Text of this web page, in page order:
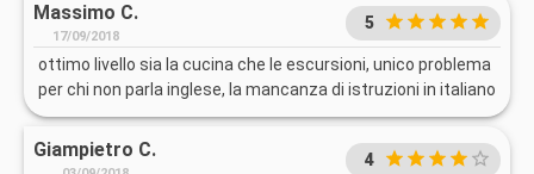
Massimo C.
17/09/2018
5
ottimo livello sia la cucina che le escursioni, unico problema
per chi non parla inglese, la mancanza di istruzioni in italiano
Giampietro C. 4